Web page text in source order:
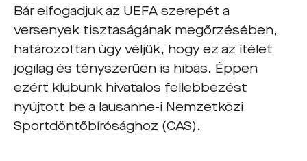
Bár elfogadjuk az UEFA szerepét a
versenyek tisztaságának megőrzésében,
határozottan úgy véljük, hogy ez az ítélet
jogilag és tényszerűen is hibás. Éppen
ezért klubunk hivatalos fellebbezést
nyújtott be a lausanne-i Nemzetközi
Sportdöntőbírósághoz (CAS).